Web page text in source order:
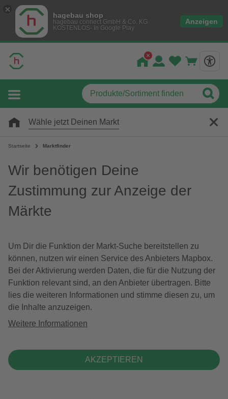
hagebau shop
hagebau connect GmbH & Co. KG
KOSTENLOS- In Google Play
Anzeigen
Wähle jetzt Deinen Markt
Startseite Marktfinder
Wir benötigen Deine
Zustimmung zur Anzeige der
Märkte
Um Dir die Funktion der Markt-Suche bereitstellen zu
können, nutzen wir einen Service des Anbieters Mapbox.
Bei der Aktivierung werden Daten, die für die Nutzung der
Funktion relevant sind, an den Anbieter übertragen. Bitte
lies die weiteren Informationen und stimme diesen zu, um
die Inhalte anzuzeigen.
Weitere Informationen
AKZEPTIEREN